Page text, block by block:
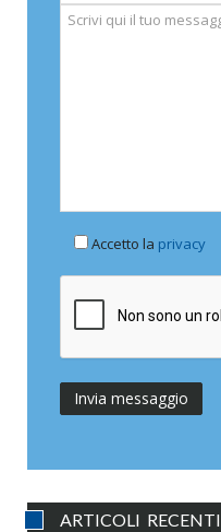
Accetto la privacy
ARTICOLI RECENTI